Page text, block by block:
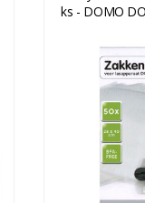
ks - DOMO